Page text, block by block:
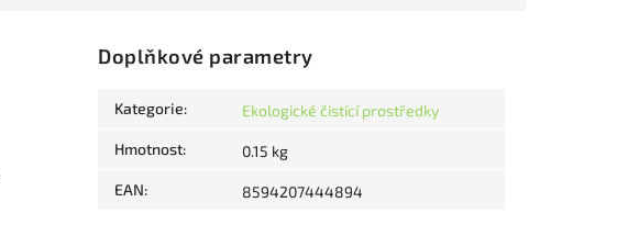
Doplňkové parametry
Kategorie: Ekologické čistící prostředky
Hmotnost: 0.15 kg
EAN: 8594207444894